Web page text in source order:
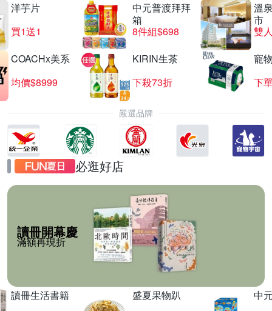
洋芋片
買1送1
中元普渡拜拜
箱
8件組$698
溫
市
COACHx美系
均價$8999
KIRIN生茶
下殺73折
寵
下
嚴選品牌
必逛好店
讀冊開幕慶
滿額再現折
讀冊生活書籍
盛夏果物趴
中